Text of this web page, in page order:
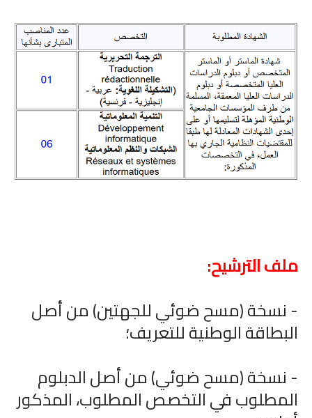
ملف الترشيح:
- نسخة (مسح ضوئي للجهتين) من أصل
البطاقة الوطنية للتعريف؛
- نسخة (مسح ضوئي) من أصل الدبلوم
المطلوب في التخصص المطلوب، المذكور